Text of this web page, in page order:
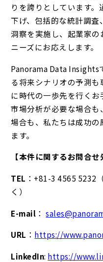
りを誇りとしています
下げ、包括的な統計調
洞察を実施し、起業家
ニーズにお応えします。
Panorama Data Insights
る将来シナリオの予測
に時代の一歩先を行く
市場分析が必要な場合
場合も、私たちは成功
ます。
【本件に関するお問合せ
TEL ：+81-3 4565 5232
く）
E-mail ：
URL ： https://
LinkedIn: https://